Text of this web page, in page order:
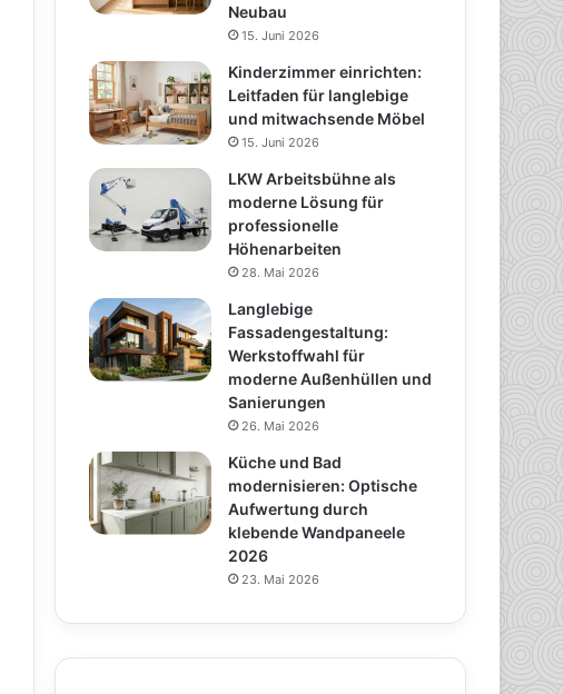
Neubau
15. Juni 2026
Kinderzimmer einrichten:
Leitfaden für langlebige
und mitwachsende Möbel
15. Juni 2026
LKW Arbeitsbühne als
moderne Lösung für
professionelle
Höhenarbeiten
28. Mai 2026
Langlebige
Fassadengestaltung:
Werkstoffwahl für
moderne Außenhüllen und
Sanierungen
26. Mai 2026
Küche und Bad
modernisieren: Optische
Aufwertung durch
klebende Wandpaneele
2026
23. Mai 2026